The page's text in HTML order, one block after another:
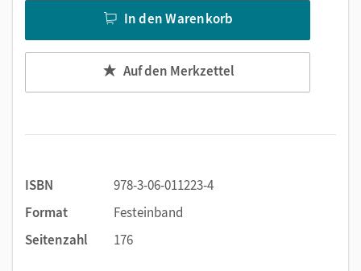
In den Warenkorb
Auf den Merkzettel
ISBN
978-3-06-011223-4
Format
Festeinband
Seitenzahl
176